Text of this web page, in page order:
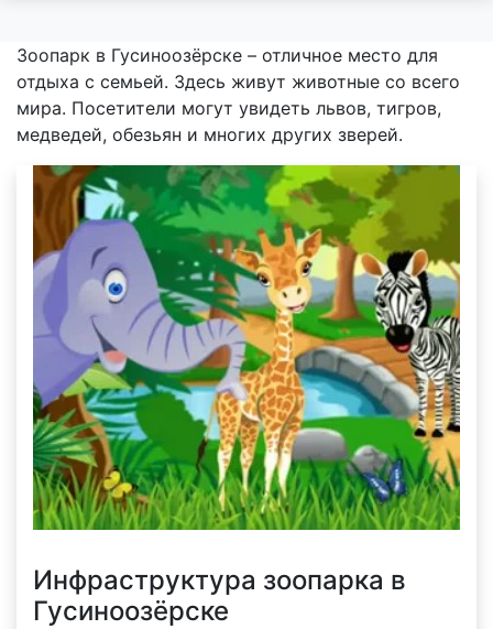
Зоопарк в Гусиноозёрске – отличное место для
отдыха с семьей. Здесь живут животные со всего
мира. Посетители могут увидеть львов, тигров,
медведей, обезьян и многих других зверей.
Инфраструктура зоопарка в
Гусиноозёрске